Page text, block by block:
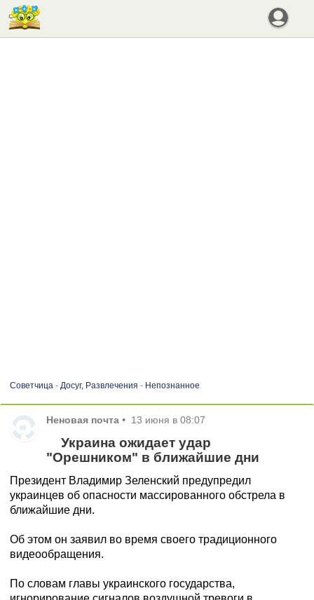
Советчица- Досуг, Развлечения - Непознанное
Неновая почта • 13 июня в 08:07
Украина ожидает удар
"Орешником" в ближайшие дни
Президент Владимир Зеленский предупредил
украинцев об опасности массированного обстрела в
ближайшие дни.
Об этом он заявил во время своего традиционного
видеообращения.
По словам главы украинского государства,